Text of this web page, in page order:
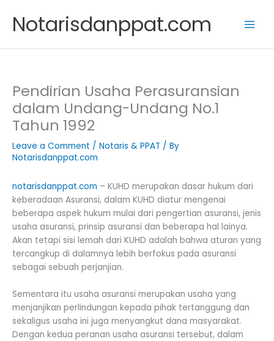
content
Notarisdanppat.com
Pendirian Usaha Perasuransian
dalam Undang-Undang No.1
Tahun 1992
Leave a Comment / Notaris & PPAT / By
Notarisdanppat.com
notarisdanppat.com – KUHD merupakan dasar hukum dari
keberadaan Asuransi, dalam KUHD diatur mengenai
beberapa aspek hukum mulai dari pengertian asuransi, jenis
usaha asuransi, prinsip asuransi dan beberapa hal lainya.
Akan tetapi sisi lemah dari KUHD adalah bahwa aturan yang
tercangkup di dalamnya lebih berfokus pada asuransi
sebagai sebuah perjanjian.
Sementara itu usaha asuransi merupakan usaha yang
menjanjikan perlindungan kepada pihak tertanggung dan
sekaligus usaha ini juga menyangkut dana masyarakat.
Dengan kedua peranan usaha asuransi tersebut, dalam